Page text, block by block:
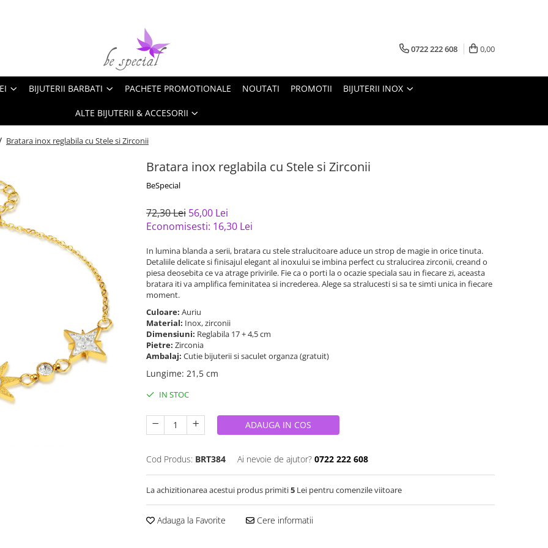
0722 222 608 0,00
BIJUTERII BARBATI PACHETE PROMOTIONALE NOUTATI PROMOTII BIJUTERII INOX
ALTE BIJUTERII & ACCESORII
Bratara inox reglabila cu Stele si Zirconii
Bratara inox reglabila cu Stele si Zirconii
BeSpecial
72,30 Lei 56,00 Lei
Economisesti: 16,30 Lei
In lumina blanda a serii, bratara cu stele stralucitoare aduce un strop de magie in orice tinuta.
Detaliile delicate si finisajul elegant al inoxului se imbina perfect cu stralucirea zirconii, creand o
piesa deosebita ce va atrage privirile. Fie ca o porti la o ocazie speciala sau in fiecare zi, aceasta
bratara iti va amplifica feminitatea si increderea. Alege sa stralucesti si sa te simti unica in fiecare
moment.
Culoare: Auriu
Material: Inox, zirconii
Dimensiuni: Reglabila 17 + 4,5 cm
Pietre: Zirconia
Ambalaj: Cutie bijuterii si saculet organza (gratuit)
Lungime: 21,5 cm
IN STOC
ADAUGA IN COS
Cod Produs: BRT384 Ai nevoie de ajutor? 0722 222 608
La achizitionarea acestui produs primiti5 Lei pentru comenzile viitoare
Adauga la Favorite Cere informatii